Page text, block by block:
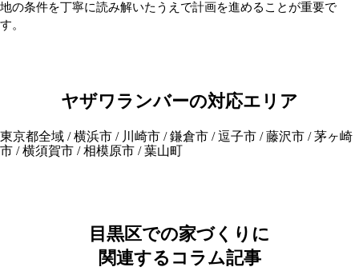
地の条件を丁寧に読み解いたうえで計画を進めることが重要で
す。
ヤザワランバーの対応エリア
東京都全域 / 横浜市 / 川崎市 / 鎌倉市 / 逗子市 / 藤沢市 / 茅ヶ崎
市 / 横須賀市 / 相模原市 / 葉山町
目黒区での家づくりに
関連するコラム記事